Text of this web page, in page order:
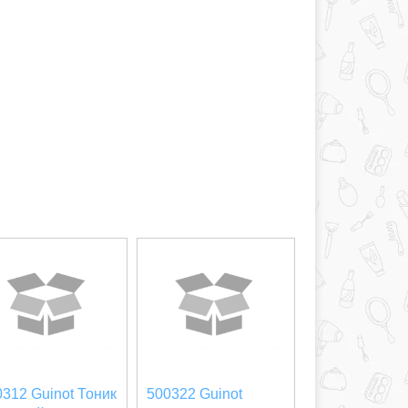
Guinot Тоник
500322 Guinot